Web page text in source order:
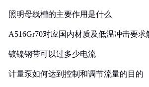
照明母线槽的主要作用是什么
A516Gr70对应国内材质及低温冲击要求
镀镍钢带可以过多少电流
计量泵如何达到控制和调节流量的目的